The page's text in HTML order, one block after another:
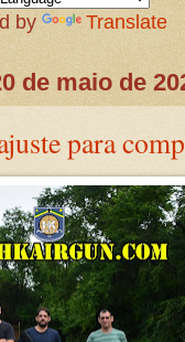
by Translate
de maio de
para